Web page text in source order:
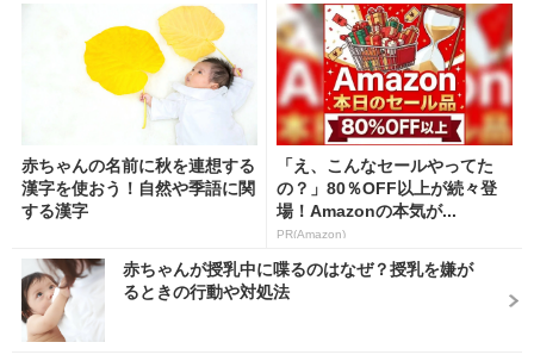
赤ちゃんの名前に秋を連想する
漢字を使おう！自然や季語に関
する漢字
「え、こんなセールやってた
の？」80％OFF以上が続々登
場！Amazonの本気が...
PR(Amazon)
赤ちゃんが授乳中に喋るのはなぜ？授乳を嫌が
るときの行動や対処法